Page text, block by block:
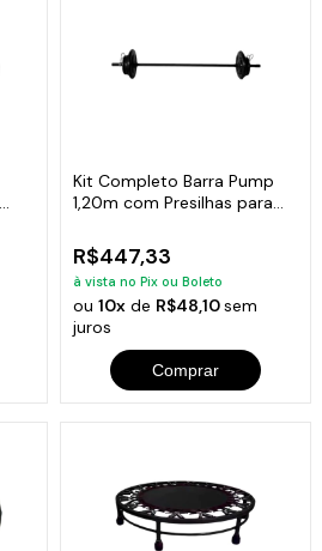
Kit Completo Barra Pump
1,20m com Presilhas para
R$447,33
à vista no Pix ou Boleto
ou 10xde R$48,10sem
juros
Comprar